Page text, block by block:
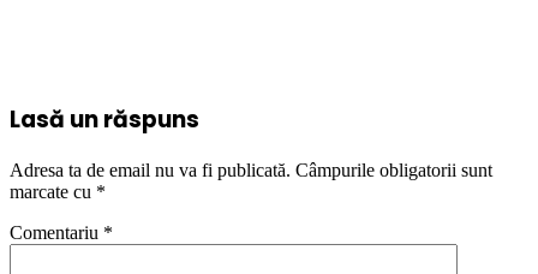
Lasă un răspuns
Adresa ta de email nu va fi publicată. Câmpurile obligatorii sunt
marcate cu *
Comentariu *